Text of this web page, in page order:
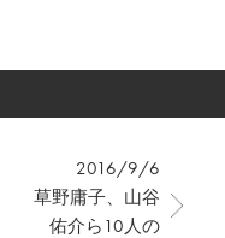
2016/9/6
草野庸子、山谷
佑介ら10人の